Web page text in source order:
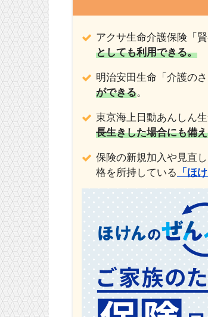
アクサ生命介護保険「
としても利用できる。
明治安田生命「介護の
ができる。
東京海上日動あんしん
長生きした場合にも備
保険の新規加入や見直
格を所持している
「ほ